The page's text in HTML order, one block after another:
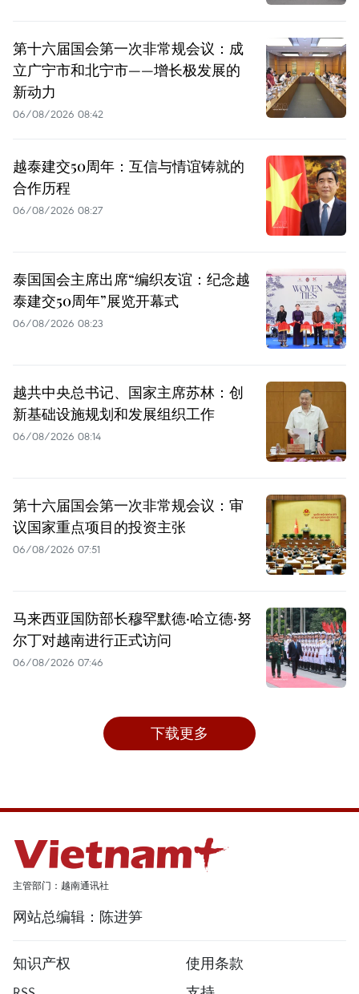
第十六届国会第一次非常规会议：成
立广宁市和北宁市——增长极发展的
新动力
06/08/2026 08:42
越泰建交50周年：互信与情谊铸就的
合作历程
06/08/2026 08:27
泰国国会主席出席“编织友谊：纪念越
泰建交50周年”展览开幕式
06/08/2026 08:23
越共中央总书记、国家主席苏林：创
新基础设施规划和发展组织工作
06/08/2026 08:14
第十六届国会第一次非常规会议：审
议国家重点项目的投资主张
06/08/2026 07:51
马来西亚国防部长穆罕默德·哈立德·努
尔丁对越南进行正式访问
06/08/2026 07:46
下载更多
主管部门：越南通讯社
网站总编辑：陈进笋
知识产权
使用条款